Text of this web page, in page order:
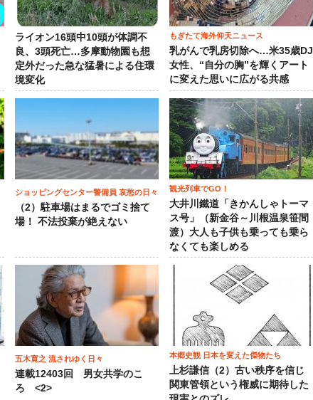
ライオン16頭中10頭が体調不
良、3頭死亡…多摩動物園も想
定外だった急な猛暑による住環
境変化
もぎたて海外仰天ニュース
乳がんで乳房切除へ…米35歳DJ
女性、“自分の胸”を輝くアート
に変えた思いに広がる共感
ショッピングセンター警備員 哀愁の日々
（2）駐車場はまるでゴミ捨て
場！ 不法投棄が絶えない
観光列車でGO！
大井川鐵道「きかんしゃトーマ
ス号」（新金谷～川根温泉笹間
渡）大人も子供も乗っても乗ら
なくても楽しめる
五木寛之 流されゆく日々
連載12403回 男女共学のこ
ろ <2>
本郷史観 日本を変えた傑物たち
上杉謙信（2）古い秩序を信じ
関東管領という権威に期待した